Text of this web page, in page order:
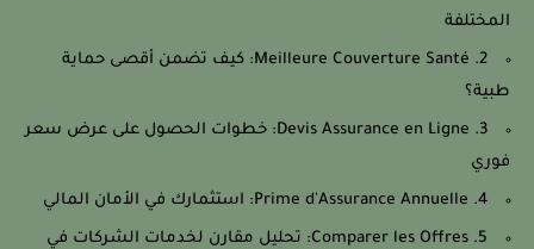
المختلفة
2. Meilleure Couverture Santé: كيف تضمن أقصى حماية
طبية؟
3. Devis Assurance en Ligne: خطوات الحصول على عرض سعر
فوري
4. Prime d'Assurance Annuelle: استثمارك في الأمان المالي
5. Comparer les Offres: تحليل مقارن لخدمات الشركات في